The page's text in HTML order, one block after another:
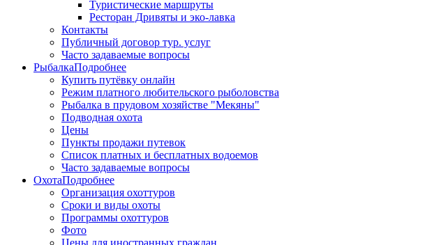
Туристические маршруты
Ресторан Дривяты и эко-лавка
Контакты
Публичный договор тур. услуг
Часто задаваемые вопросы
РыбалкаПодробнее
Купить путёвку онлайн
Режим платного любительского рыболовства
Рыбалка в прудовом хозяйстве "Мекяны"
Подводная охота
Цены
Пункты продажи путевок
Список платных и бесплатных водоемов
Часто задаваемые вопросы
ОхотаПодробнее
Организация охоттуров
Сроки и виды охоты
Программы охоттуров
Фото
Цены для иностранных граждан